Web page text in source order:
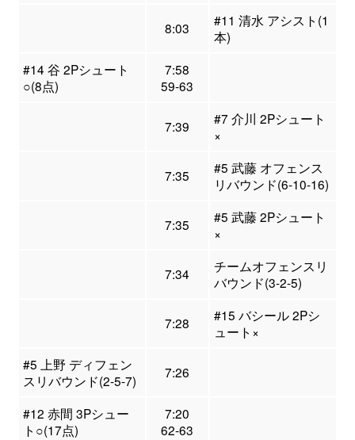
8:03
#11 清水 アシスト(1
本)
#14 谷 2Pシュート
○(8点)
7:58
59-63
7:39
#7 介川 2Pシュート
×
7:35
#5 武藤 オフェンス
リバウンド(6-10-16)
7:35
#5 武藤 2Pシュート
×
7:34
チームオフェンスリ
バウンド(3-2-5)
7:28
#15 バシール 2Pシ
ュート×
#5 上野 ディフェン
スリバウンド(2-5-7)
7:26
#12 赤間 3Pシュー
ト○(17点)
7:20
62-63